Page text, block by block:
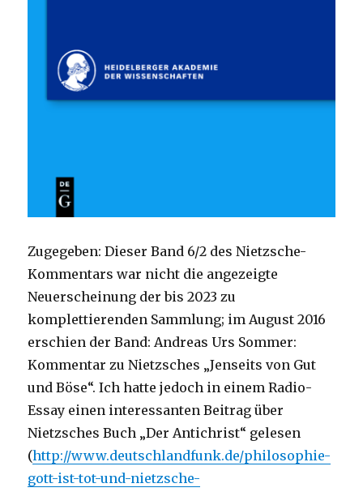
Zugegeben: Dieser Band 6/2 des Nietzsche-
Kommentars war nicht die angezeigte
Neuerscheinung der bis 2023 zu
komplettierenden Sammlung; im August 2016
erschien der Band: Andreas Urs Sommer:
Kommentar zu Nietzsches „Jenseits von Gut
und Böse“. Ich hatte jedoch in einem Radio-
Essay einen interessanten Beitrag über
Nietzsches Buch „Der Antichrist“ gelesen
(http://www.deutschlandfunk.de/philosophie-
gott-ist-tot-und-nietzsche-